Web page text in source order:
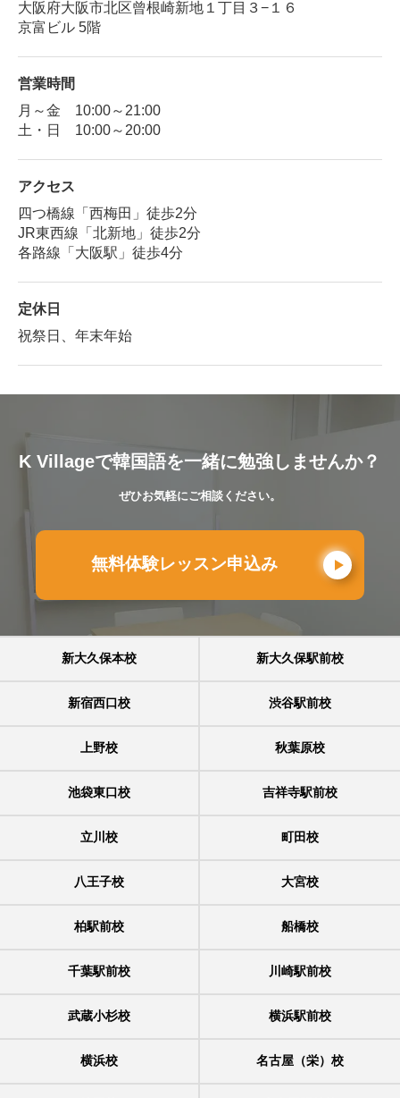
大阪府大阪市北区曾根崎新地１丁目３−１６
京富ビル 5階
営業時間
月～金 10:00～21:00
土・日 10:00～20:00
アクセス
四つ橋線「西梅田」徒歩2分
JR東西線「北新地」徒歩2分
各路線「大阪駅」徒歩4分
定休日
祝祭日、年末年始
K Villageで韓国語を一緒に勉強しませんか？
ぜひお気軽にご相談ください。
無料体験レッスン申込み
新大久保本校 新大久保駅前校
新宿西口校 渋谷駅前校
上野校 秋葉原校
池袋東口校 吉祥寺駅前校
立川校 町田校
八王子校 大宮校
柏駅前校 船橋校
千葉駅前校 川崎駅前校
武蔵小杉校 横浜駅前校
横浜校 名古屋（栄）校